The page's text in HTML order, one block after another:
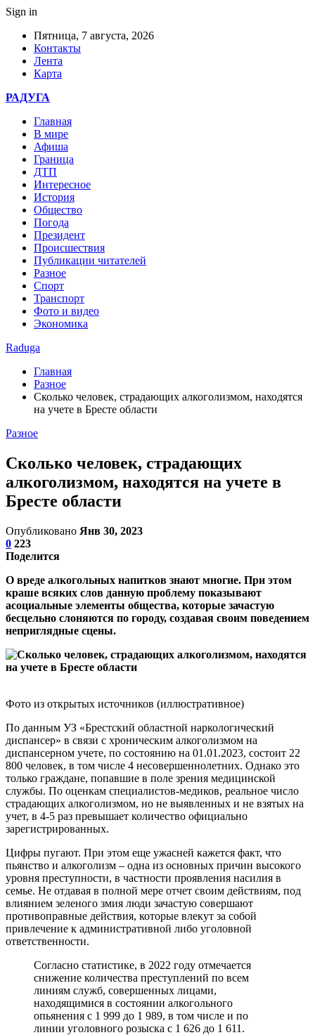
Sign in
Пятница, 7 августа, 2026
Контакты
Лента
Карта
РАДУГА
Главная
В мире
Афиша
Граница
ДТП
Интересное
История
Общество
Погода
Президент
Происшествия
Публикации читателей
Разное
Спорт
Транспорт
Фото и видео
Экономика
Raduga
Главная
Разное
Сколько человек, страдающих алкоголизмом, находятся
на учете в Бресте области
Разное
Сколько человек, страдающих
алкоголизмом, находятся на учете в
Бресте области
Опубликовано Янв 30, 2023
0 223
Поделится
О вреде алкогольных напитков знают многие. При этом
краше всяких слов данную проблему показывают
асоциальные элементы общества, которые зачастую
бесцельно слоняются по городу, создавая своим поведением
неприглядные сцены.
Фото из открытых источников (иллюстративное)
По данным УЗ «Брестский областной наркологический
диспансер» в связи с хроническим алкоголизмом на
диспансерном учете, по состоянию на 01.01.2023, состоит 22
800 человек, в том числе 4 несовершеннолетних. Однако это
только граждане, попавшие в поле зрения медицинской
службы. По оценкам специалистов-медиков, реальное число
страдающих алкоголизмом, но не выявленных и не взятых на
учет, в 4-5 раз превышает количество официально
зарегистрированных.
Цифры пугают. При этом еще ужасней кажется факт, что
пьянство и алкоголизм – одна из основных причин высокого
уровня преступности, в частности проявления насилия в
семье. Не отдавая в полной мере отчет своим действиям, под
влиянием зеленого змия люди зачастую совершают
противоправные действия, которые влекут за собой
привлечение к административной либо уголовной
ответственности.
Согласно статистике, в 2022 году отмечается
снижение количества преступлений по всем
линиям служб, совершенных лицами,
находящимися в состоянии алкогольного
опьянения с 1 999 до 1 989, в том числе и по
линии уголовного розыска с 1 626 до 1 611.